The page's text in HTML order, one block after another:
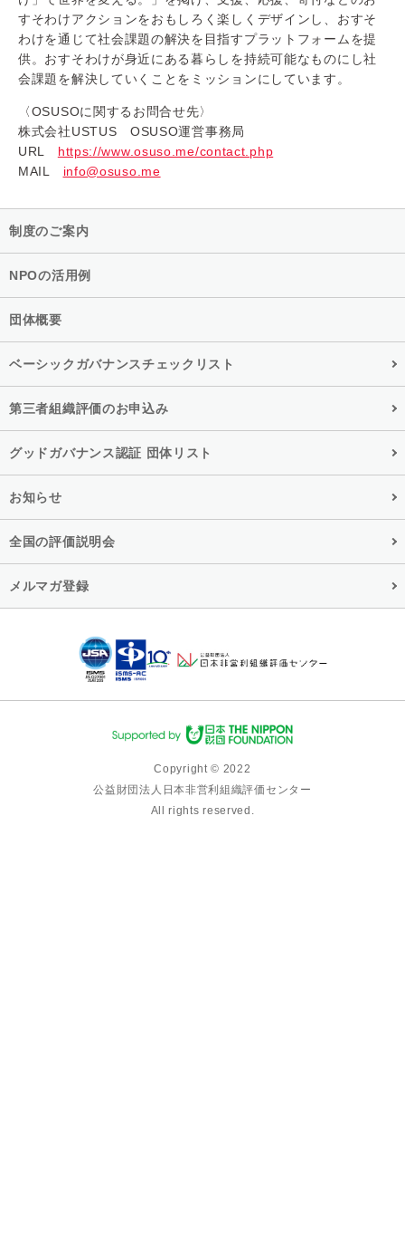
すそわけアクションをおもしろく楽しくデザインし、おすそ
わけを通じて社会課題の解決を目指すプラットフォームを提
供。おすそわけが身近にある暮らしを持続可能なものにし社
会課題を解決していくことをミッションにしています。
〈OSUSOに関するお問合せ先〉
株式会社USTUS OSUSO運営事務局
URL https://www.osuso.me/contact.php
MAIL info@osuso.me
制度のご案内
NPOの活用例
団体概要
ベーシックガバナンスチェックリスト
第三者組織評価のお申込み
グッドガバナンス認証 団体リスト
お知らせ
全国の評価説明会
メルマガ登録
Copyright © 2022
公益財団法人日本非営利組織評価センター
All rights reserved.